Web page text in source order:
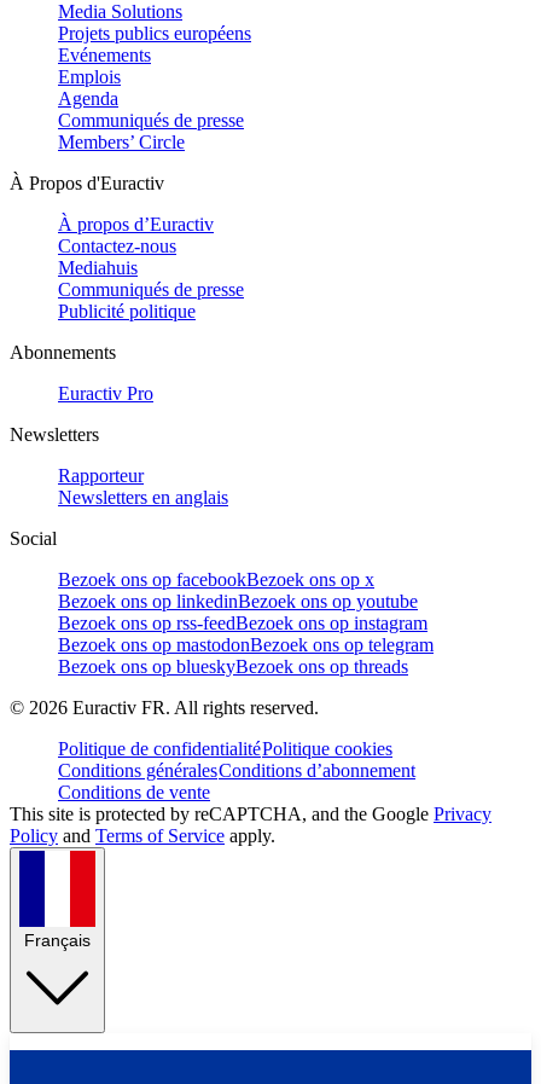
Media Solutions
Projets publics européens
Evénements
Emplois
Agenda
Communiqués de presse
Members’ Circle
À Propos d'Euractiv
À propos d’Euractiv
Contactez-nous
Mediahuis
Communiqués de presse
Publicité politique
Abonnements
Euractiv Pro
Newsletters
Rapporteur
Newsletters en anglais
Social
Bezoek ons op facebookBezoek ons op x
Bezoek ons op linkedinBezoek ons op youtube
Bezoek ons op rss-feedBezoek ons op instagram
Bezoek ons op mastodonBezoek ons op telegram
Bezoek ons op blueskyBezoek ons op threads
© 2026 Euractiv FR. All rights reserved.
Politique de confidentialitéPolitique cookies
Conditions généralesConditions d’abonnement
Conditions de vente
This site is protected by reCAPTCHA, and the Google Privacy
Policy and Terms of Service apply.
Français